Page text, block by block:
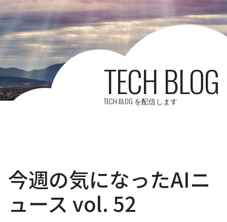
TECH BLOG
TECH BLOG を配信します
今週の気になったAIニ
ュース vol. 52